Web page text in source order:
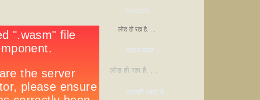
Search
लोड हो रहा है. . .
आपने कहा ...
लोड हो रहा है. . .
आपकी भाषा में..